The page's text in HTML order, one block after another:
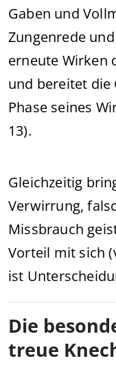
Gaben und
Zungenrede
erneute Wirken
und bereitet die
Phase seines
13).
Gleichzeitig
Verwirrung,
Missbrauch
Vorteil mit sich
ist
Die
treue